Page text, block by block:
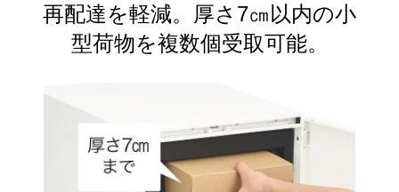
再配達を軽減。厚さ7㎝以内の小
型荷物を複数個受取可能。